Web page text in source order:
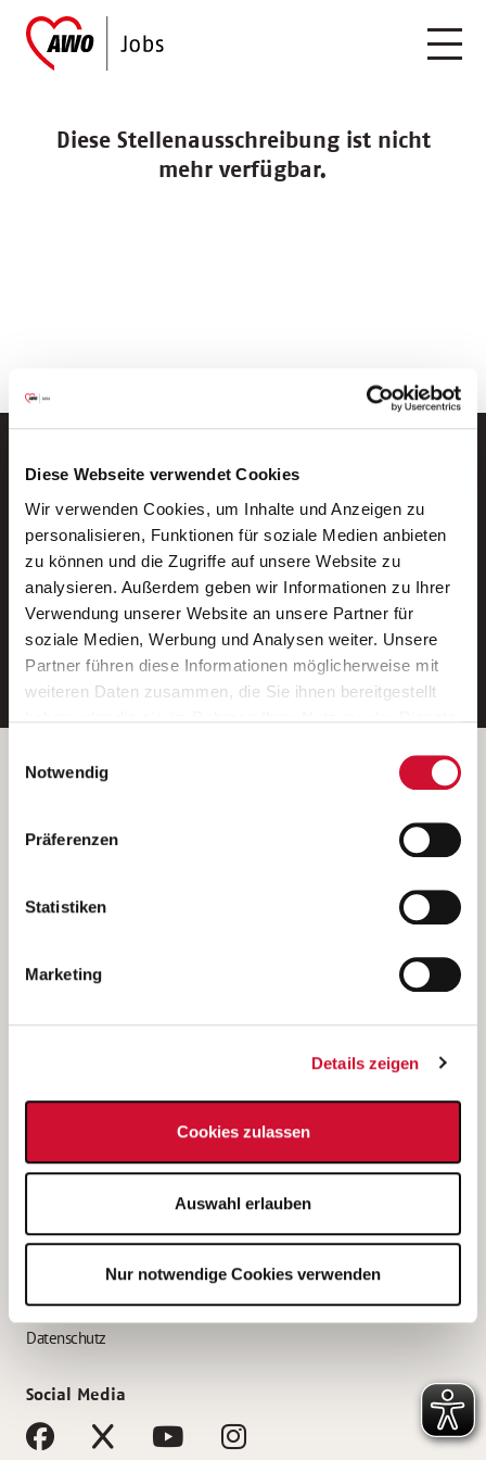
Diese Webseite verwendet Cookies
Wir verwenden Cookies, um Inhalte und Anzeigen zu
personalisieren, Funktionen für soziale Medien anbieten
zu können und die Zugriffe auf unsere Website zu
analysieren. Außerdem geben wir Informationen zu Ihrer
Verwendung unserer Website an unsere Partner für
soziale Medien, Werbung und Analysen weiter. Unsere
Partner führen diese Informationen möglicherweise mit
weiteren Daten zusammen, die Sie ihnen bereitgestellt
Wenn Sie auf „Cookies zulassen“ klicken, so stimmen
Sie der Speicherung sämtlicher Cookies zu. Sie können
Ihre Einwilligung selbstverständlich jederzeit widerrufen,
indem Sie die Cookie-Einstellungen aufrufen und diese
unsererDatenschutzerklärung
Notwendig
Präferenzen
Statistiken
Marketing
Details zeigen
Cookies zulassen
Auswahl erlauben
Nur notwendige Cookies verwenden
Diese Stellenausschreibung ist nicht
mehr verfügbar.
Neue Stellen per E-Mail.
Ein kostenloser Service von AWO
Jobs.
E-Mail-Adresse eintragen
Betreiber der Webseite
Kantstraße 45a
(Ein Tochterunternehmen des AWO Bezirksverbandes Unterfranken
e.V.)
Bewerbung als Altenpflegehelfer*in
Bewerbung als Erzieher*in
AWO Gliederungen nach Bundesland
Impressum
Datenschutz
Social Media